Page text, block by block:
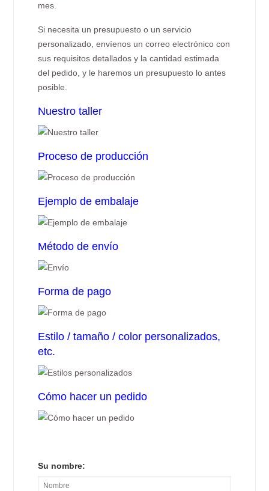
mes.
Si necesita un presupuesto o un servicio
personalizado, envíenos un correo electrónico con
sus requisitos detallados y la cantidad estimada
del pedido, y le haremos un presupuesto lo antes
posible.
Nuestro taller
Proceso de producción
Ejemplo de embalaje
Método de envío
Forma de pago
Estilo / tamaño / color personalizados,
etc.
Cómo hacer un pedido
Su nombre: